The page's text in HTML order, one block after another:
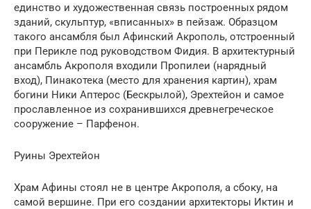
единство и художественная связь построенных рядом
зданий, скульптур, «вписанных» в пейзаж. Образцом
такого ансамбля был Афинский Акрополь, отстроенный
при Перикле под руководством Фидия. В архитектурный
ансамбль Акрополя входили Пропилеи (нарядный
вход), Пинакотека (место для хранения картин), храм
богини Ники Аптерос (Бескрылой), Эрехтейон и самое
прославленное из сохранившихся древнегреческое
сооружение – Парфенон.
Руины Эрехтейон
Храм Афины стоял не в центре Акрополя, а сбоку, на
самой вершине. При его создании архитекторы Иктин и